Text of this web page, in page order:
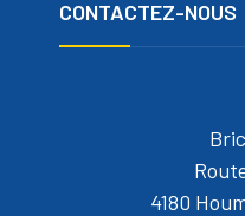
CONTACTEZ-NOUS
4180